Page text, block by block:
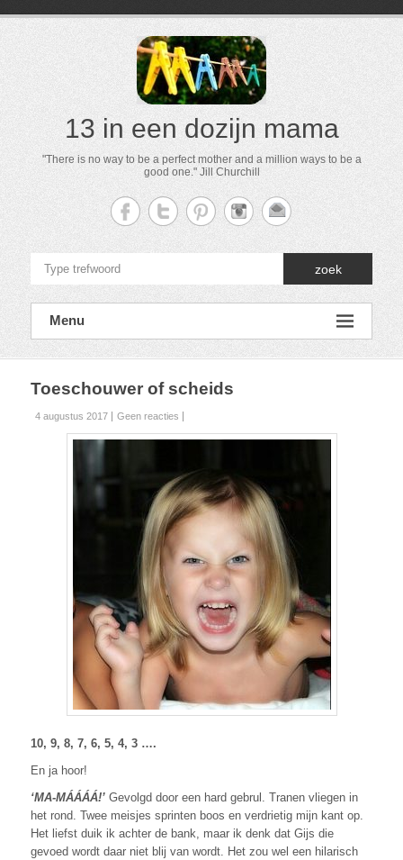
13 in een dozijn mama
"There is no way to be a perfect mother and a million ways to be a
good one." Jill Churchill
zoek
Menu
Toeschouwer of scheids
4 augustus 2017 Geen reacties
10, 9, 8, 7, 6, 5, 4, 3 ….
En ja hoor!
‘MA-MÁÁÁÁ!’ Gevolgd door een hard gebrul. Tranen vliegen in
het rond. Twee meisjes sprinten boos en verdrietig mijn kant op.
Het liefst duik ik achter de bank, maar ik denk dat Gijs die
gevoed wordt daar niet blij van wordt. Het zou wel een hilarisch